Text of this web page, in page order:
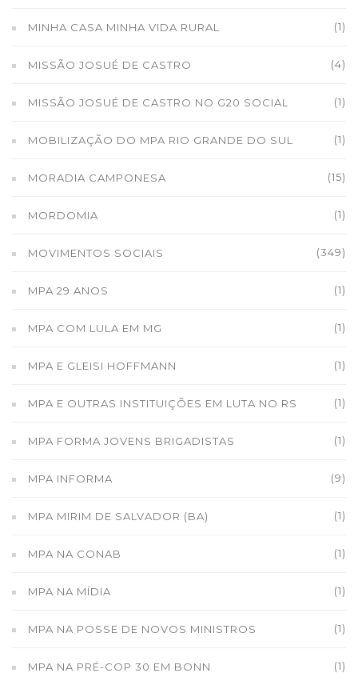
MINHA CASA MINHA VIDA RURAL (1)
MISSÃO JOSUÉ DE CASTRO (4)
MISSÃO JOSUÉ DE CASTRO NO G20 SOCIAL (1)
MOBILIZAÇÃO DO MPA RIO GRANDE DO SUL (1)
MORADIA CAMPONESA (15)
MORDOMIA (1)
MOVIMENTOS SOCIAIS (349)
MPA 29 ANOS (1)
MPA COM LULA EM MG (1)
MPA E GLEISI HOFFMANN (1)
MPA E OUTRAS INSTITUIÇÕES EM LUTA NO RS (1)
MPA FORMA JOVENS BRIGADISTAS (1)
MPA INFORMA (9)
MPA MIRIM DE SALVADOR (BA) (1)
MPA NA CONAB (1)
MPA NA MÍDIA (1)
MPA NA POSSE DE NOVOS MINISTROS (1)
MPA NA PRÉ-COP 30 EM BONN (1)